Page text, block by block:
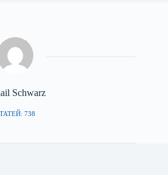
Schwarz
738